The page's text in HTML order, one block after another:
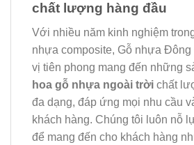
chất lượng hàng đầu
Với nhiều năm kinh nghiệm
nhựa composite, Gỗ nhựa
vị tiên phong mang đến những
hoa gỗ nhựa ngoài trời chất
đa dạng, đáp ứng mọi nhu cầu
khách hàng. Chúng tôi luôn nỗ
để mang đến cho khách hàng